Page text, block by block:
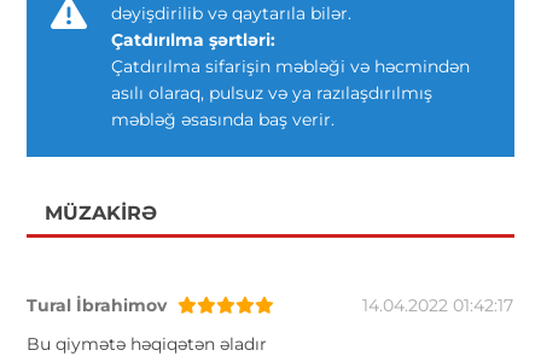
dəyişdirilib və qaytarıla bilər.
Çatdırılma şərtləri:
Çatdırılma sifarişin məbləği və həcmindən
asılı olaraq, pulsuz və ya razılaşdırılmış
məbləğ əsasında baş verir.
MÜZAKIRƏ
Tural İbrahimov
14.04.2022 01:42:17
Bu qiymətə həqiqətən əladır